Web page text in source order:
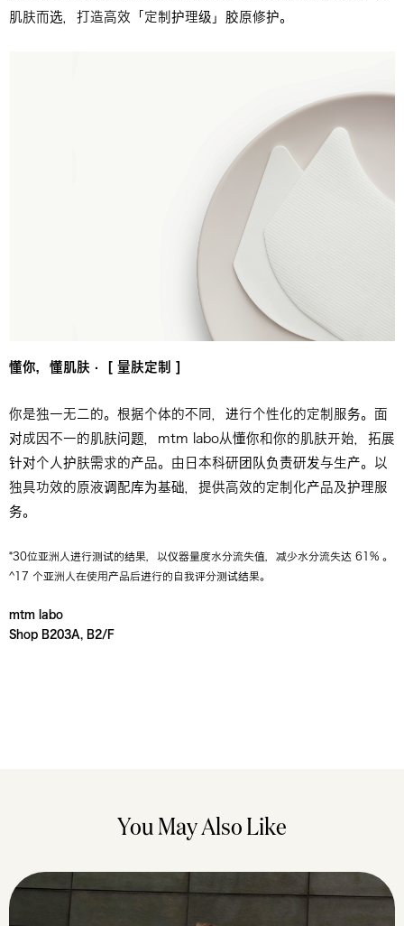
肌肤而选，打造高效「定制护理级」胶原修护。
懂你，懂肌肤 · [ 量肤定制 ]
你是独一无二的。根据个体的不同，进行个性化的定制服务。面
对成因不一的肌肤问题，mtm labo从懂你和你的肌肤开始，拓展
针对个人护肤需求的产品。由日本科研团队负责研发与生产。以
独具功效的原液调配库为基础，提供高效的定制化产品及护理服
务。
*30位亚洲人进行测试的结果，以仪器量度水分流失值，减少水分流失达 61% 。
^17 个亚洲人在使用产品后进行的自我评分测试结果。
mtm labo
Shop B203A, B2/F
You May Also Like